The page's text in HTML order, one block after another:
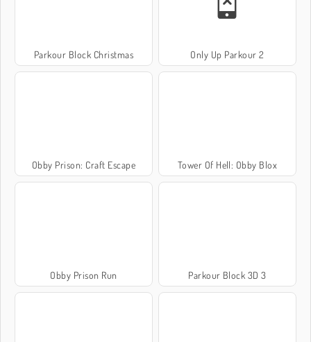
Parkour Block Christmas Only Up Parkour 2
Obby Prison: Craft Escape Tower Of Hell: Obby Blox
Obby Prison Run Parkour Block 3D 3